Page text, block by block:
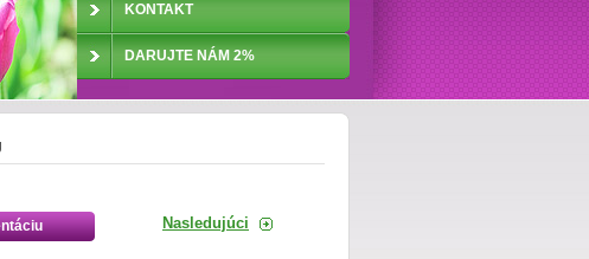
Nasledujúci
KONTAKT
DARUJTE NÁM 2%